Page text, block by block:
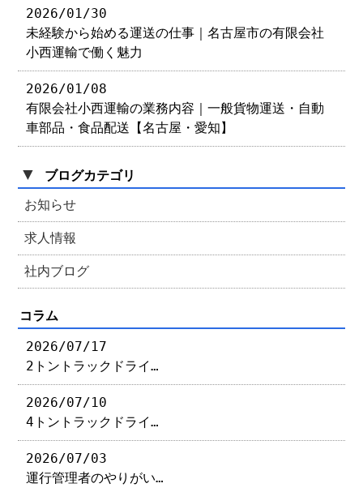
2026/01/30
未経験から始める運送の仕事｜名古屋市の有限会社
小西運輸で働く魅力
2026/01/08
有限会社小西運輸の業務内容｜一般貨物運送・自動
車部品・食品配送【名古屋・愛知】
▼ ブログカテゴリ
お知らせ
求人情報
社内ブログ
コラム
2026/07/17
2トントラックドライ…
2026/07/10
4トントラックドライ…
2026/07/03
運行管理者のやりがい…